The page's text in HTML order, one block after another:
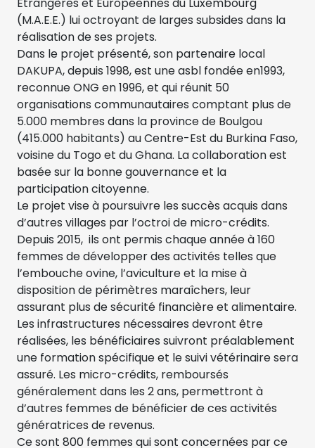
(M.A.E.E.) lui octroyant de larges subsides dans la
réalisation de ses projets.
Dans le projet présenté, son partenaire local
DAKUPA, depuis 1998, est une asbl fondée en1993,
reconnue ONG en 1996, et qui réunit 50
organisations communautaires comptant plus de
5.000 membres dans la province de Boulgou
(415.000 habitants) au Centre-Est du Burkina Faso,
voisine du Togo et du Ghana. La collaboration est
basée sur la bonne gouvernance et la
participation citoyenne.
Le projet vise à poursuivre les succès acquis dans
d’autres villages par l’octroi de micro-crédits.
Depuis 2015, ils ont permis chaque année à 160
femmes de développer des activités telles que
l’embouche ovine, l’aviculture et la mise à
disposition de périmètres maraîchers, leur
assurant plus de sécurité financière et alimentaire.
Les infrastructures nécessaires devront être
réalisées, les bénéficiaires suivront préalablement
une formation spécifique et le suivi vétérinaire sera
assuré. Les micro-crédits, remboursés
généralement dans les 2 ans, permettront à
d’autres femmes de bénéficier de ces activités
génératrices de revenus.
Ce sont 800 femmes qui sont concernées par ce